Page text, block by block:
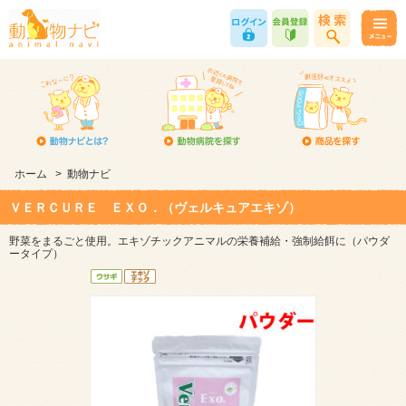
ホーム > 動物ナビ
ＶＥＲＣＵＲＥ ＥＸＯ．（ヴェルキュアエキゾ）
野菜をまるごと使用。エキゾチックアニマルの栄養補給・強制給餌に（パウダ
ータイプ）